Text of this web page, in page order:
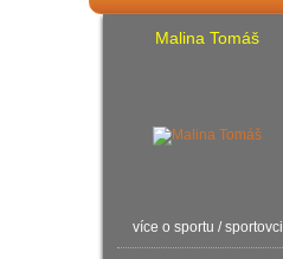
Malina Tomáš
více o sportu / sportovci